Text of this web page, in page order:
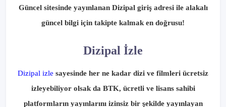
Güncel sitesinde yayınlanan Dizipal giriş adresi ile alakalı
güncel bilgi için takipte kalmak en doğrusu!
Dizipal İzle
Dizipal izle sayesinde her ne kadar dizi ve filmleri ücretsiz
izleyebiliyor olsak da BTK, ücretli ve lisans sahibi
platformların yayınlarını izinsiz bir şekilde yayınlayan